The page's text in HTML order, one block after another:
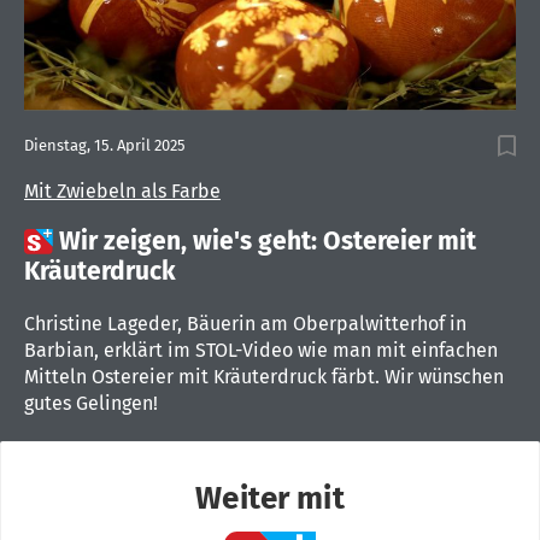
Mit Zwiebeln als Farbe
Dienstag, 15. April 2025
Wir zeigen, wie's geht: Ostereier mit
Kräuterdruck
Christine Lageder, Bäuerin am Oberpalwitterhof in
Barbian, erklärt im STOL-Video wie man mit einfachen
Mitteln Ostereier mit Kräuterdruck färbt. Wir wünschen
gutes Gelingen!